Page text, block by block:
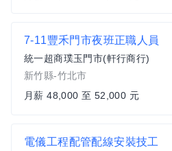
7-11豐禾門市夜班正職人員
統一超商璞玉門市(軒行商行)
新竹縣-竹北市
月薪 48,000 至 52,000 元
電儀工程配管配線安裝技工